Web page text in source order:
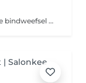
De Buccal massage is een huid verstevigende bindweefsel massage, waarbij de focus wordt gelegd op het aanmaken van collageen en elastine.